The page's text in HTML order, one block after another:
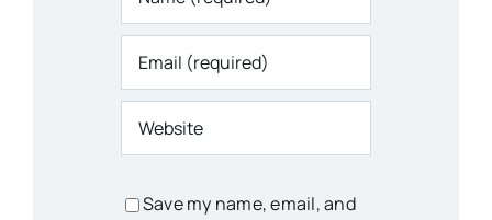
Save my name, email, and